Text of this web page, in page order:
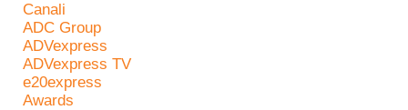
Canali
ADC Group
ADVexpress
ADVexpress TV
e20express
Awards